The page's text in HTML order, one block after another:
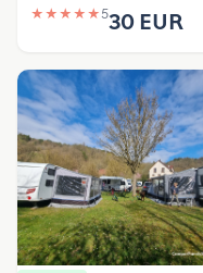
★ ★ ★ ★ ★530 EUR